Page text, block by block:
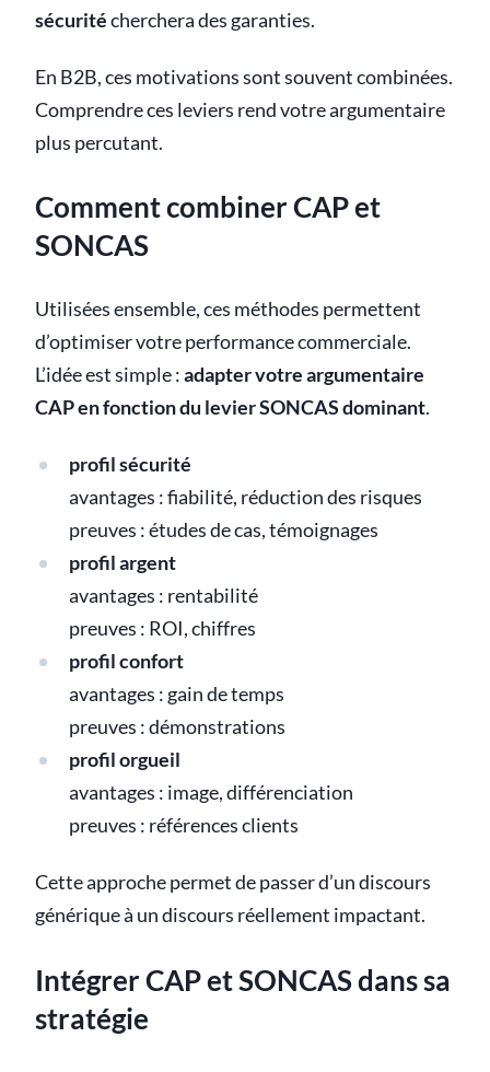
sécuritécherchera des garanties.
En B2B, ces motivations sont souvent combinées.
Comprendre ces leviers rend votre argumentaire
plus percutant.
Comment combiner CAP et
SONCAS
Utilisées ensemble, ces méthodes permettent
d’optimiser votre performance commerciale.
L’idée est simple :adapter votre argumentaire
CAP en fonction du levier SONCAS dominant.
profil sécurité
avantages : fiabilité, réduction des risques
preuves : études de cas, témoignages
profil argent
avantages : rentabilité
preuves : ROI, chiffres
profil confort
avantages : gain de temps
preuves : démonstrations
profil orgueil
avantages : image, différenciation
preuves : références clients
Cette approche permet de passer d’un discours
générique à un discours réellement impactant.
Intégrer CAP et SONCAS dans sa
stratégie